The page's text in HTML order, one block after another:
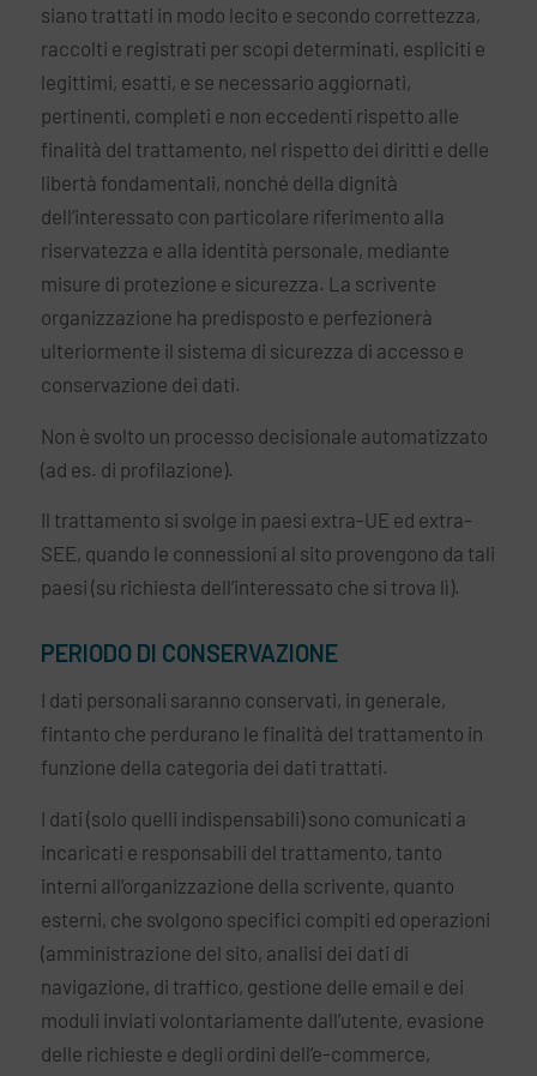
siano trattati in modo lecito e secondo correttezza,
raccolti e registrati per scopi determinati, espliciti e
legittimi, esatti, e se necessario aggiornati,
pertinenti, completi e non eccedenti rispetto alle
finalità del trattamento, nel rispetto dei diritti e delle
libertà fondamentali, nonché della dignità
dell’interessato con particolare riferimento alla
riservatezza e alla identità personale, mediante
misure di protezione e sicurezza. La scrivente
organizzazione ha predisposto e perfezionerà
ulteriormente il sistema di sicurezza di accesso e
conservazione dei dati.
Non è svolto un processo decisionale automatizzato
(ad es. di profilazione).
Il trattamento si svolge in paesi extra-UE ed extra-
SEE, quando le connessioni al sito provengono da tali
paesi (su richiesta dell’interessato che si trova lì).
PERIODO DI CONSERVAZIONE
I dati personali saranno conservati, in generale,
fintanto che perdurano le finalità del trattamento in
funzione della categoria dei dati trattati.
I dati (solo quelli indispensabili) sono comunicati a
incaricati e responsabili del trattamento, tanto
interni all’organizzazione della scrivente, quanto
esterni, che svolgono specifici compiti ed operazioni
(amministrazione del sito, analisi dei dati di
navigazione, di traffico, gestione delle email e dei
moduli inviati volontariamente dall’utente, evasione
delle richieste e degli ordini dell’e-commerce,